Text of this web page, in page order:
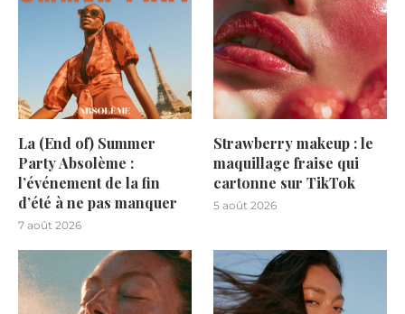
La (End of) Summer
Party Absolème :
l’événement de la fin
d’été à ne pas manquer
7 août 2026
Strawberry makeup : le
maquillage fraise qui
cartonne sur TikTok
5 août 2026